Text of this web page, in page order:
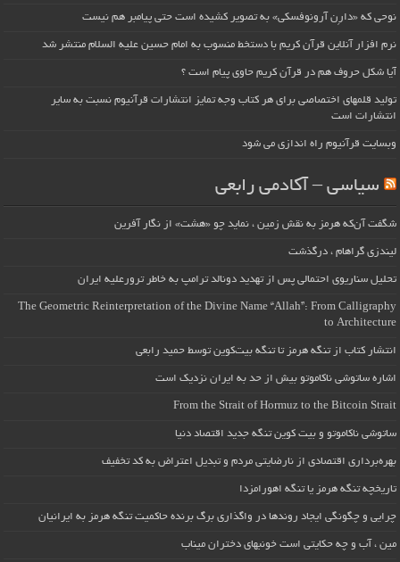
نوحی که «دارِن آرونوفسکی» به تصویر کشیده است حتی پیامبر هم نیست
نرم افزار آنلاین قرآن کریم با دستخط منسوب به امام حسین علیه السلام منتشر شد
آیا شکل حروف هم در قرآن کریم حاوی پیام است ؟
تولید قلمهای اختصاصی برای هر کتاب وجه تمایز انتشارات قرآنیوم نسبت به سایر
انتشارات است
وبسایت قرآنیوم راه اندازی می شود
سیاسی – آکادمی رابعی
شگفت آن‌که هرمز به نقش زمین ، نماید چو «هشت» از نگار آفرین
لیندزی گراهام ، درگذشت
تحلیل سناریوی احتمالی پس از تهدید دونالد ترامپ به خاطر ترورعلیه ایران
The Geometric Reinterpretation of the Divine Name “Allah”: From Calligraphy
to Architecture
انتشار کتاب از تنگه هرمز تا تنگه بیت‌کوین توسط حمید رابعی
اشاره ساتوشی ناکاموتو بیش از حد به ایران نزدیک است
From the Strait of Hormuz to the Bitcoin Strait
ساتوشی ناکاموتو و بیت کوین تنگه جدید اقتصاد دنیا
بهره‌برداری اقتصادی از نارضایتی مردم و تبدیل اعتراض به کد تخفیف
تاریخچه تنگه هرمز یا تنگه اهورامزدا
چرایی و چگونگی ایجاد روندها در واگذاری برگ برنده حاکمیت تنگه هرمز به ایرانیان
مین ، آب و چه حکایتی است خونبهای دختران میناب